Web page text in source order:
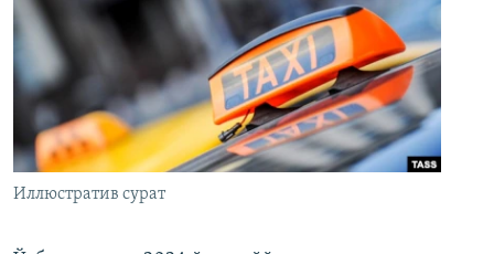
Иллюстратив сурат